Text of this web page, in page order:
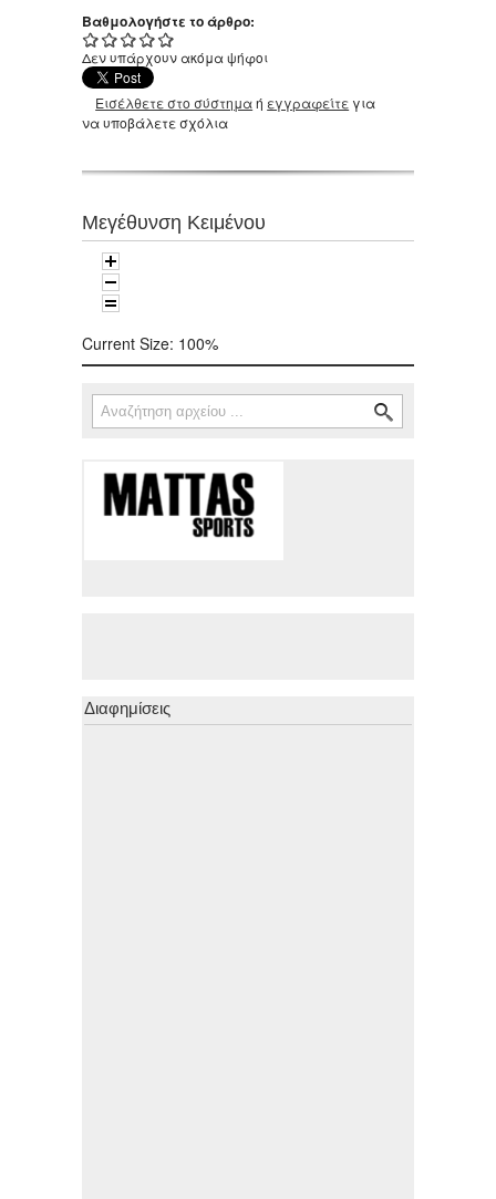
Βαθμολογήστε το άρθρο:
Δεν υπάρχουν ακόμα ψήφοι
Εισέλθετε στο σύστημαή εγγραφείτε για
να υποβάλετε σχόλια
Μεγέθυνση Κειμένου
Current Size: 100%
Φόρμα αναζήτησης
Αναζήτηση
Διαφημίσεις